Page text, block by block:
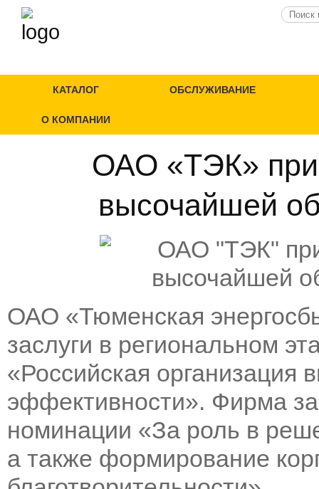
КАТАЛОГ ОБСЛУЖИВАНИЕ
О КОМПАНИИ
ОАО «ТЭК»
высочайшей
ОАО «Тюменская
заслуги в региональном
«Российская
эффективности». Фирма
номинации «За роль в
а также формирование